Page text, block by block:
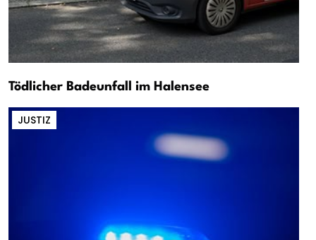
Tödlicher Badeunfall im Halensee
JUSTIZ